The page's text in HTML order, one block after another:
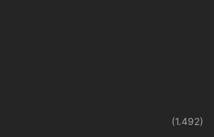
(1.492)